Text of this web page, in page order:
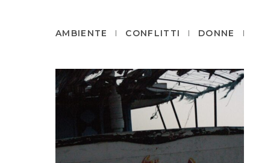
AMBIENTE CONFLITTI DONNE